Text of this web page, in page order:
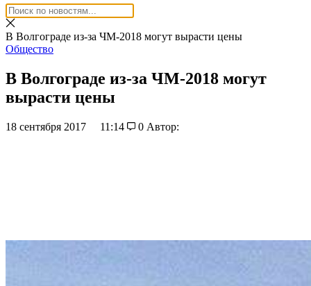
В Волгограде из-за ЧМ-2018 могут вырасти цены
Общество
В Волгограде из-за ЧМ-2018 могут
вырасти цены
18 сентября 2017 11:14 0 Автор: